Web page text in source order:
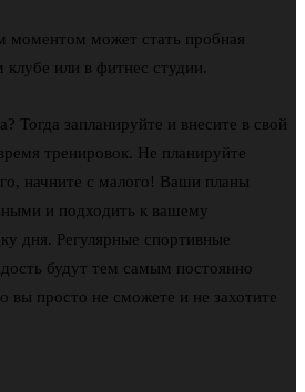
моментом может стать пробная
или в фитнес студии.
Тогда запланируйте и внесите в свой
тренировок. Не планируйте
начните с малого! Ваши планы
и подходить к вашему
дня. Регулярные спортивные
будут тем самым постоянно
вы просто не сможете и не захотите